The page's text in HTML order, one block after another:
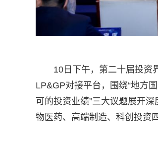
10日下午，第二十届投资
LP&GP对接平台，围绕“地方
可的投资业绩”三大议题展开
物医药、高端制造、科创投资